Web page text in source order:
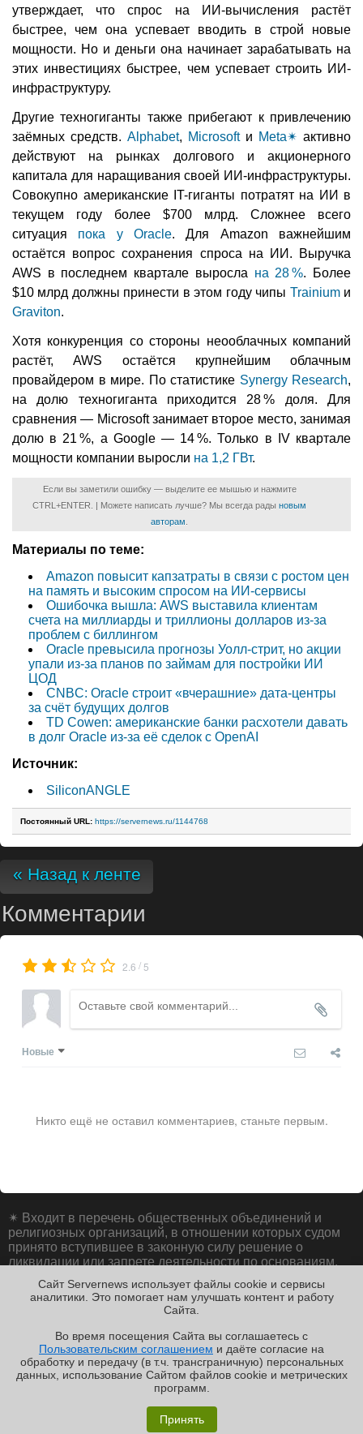
✖
утверждает, что спрос на ИИ-вычисления растёт
быстрее, чем она успевает вводить в строй новые
мощности. Но и деньги она начинает зарабатывать на
этих инвестициях быстрее, чем успевает строить ИИ-
инфраструктуру.
Другие техногиганты также прибегают к привлечению
заёмных средств. Alphabet, Microsoftи Meta✴ активно
действуют на рынках долгового и акционерного
капитала для наращивания своей ИИ-инфраструктуры.
Совокупно американские IT-гиганты потратят на ИИ в
текущем году более $700 млрд. Сложнее всего
ситуация пока у Oracle. Для Amazon важнейшим
остаётся вопрос сохранения спроса на ИИ. Выручка
AWS в последнем квартале выросла на 28 %. Более
$10 млрд должны принести в этом году чипы Trainiumи
Graviton.
Хотя конкуренция со стороны неооблачных компаний
растёт, AWS остаётся крупнейшим облачным
провайдером в мире. По статистике Synergy Research,
на долю техногиганта приходится 28 % доля. Для
сравнения — Microsoft занимает второе место, занимая
долю в 21 %, а Google — 14 %. Только в IV квартале
мощности компании выросли на 1,2 ГВт.
Если вы заметили ошибку — выделите ее мышью и нажмите
CTRL+ENTER. | Можете написать лучше? Мы всегда рады новым
авторам
Материалы по теме:
Amazon повысит капзатраты в связи с ростом цен
на память и высоким спросом на ИИ-сервисы
Ошибочка вышла: AWS выставила клиентам
счета на миллиарды и триллионы долларов из-за
проблем с биллингом
Oracle превысила прогнозы Уолл-стрит, но акции
упали из-за планов по займам для постройки ИИ
ЦОД
CNBC: Oracle строит «вчерашние» дата-центры
за счёт будущих долгов
TD Cowen: американские банки расхотели давать
в долг Oracle из-за её сделок с OpenAI
Источник:
SiliconANGLE
Постоянный URL: https://servernews.ru/1144768
« Назад к ленте
Комментарии
2.6 / 5
Новые
Никто ещё не оставил комментариев, станьте первым.
✴ Входит в перечень общественных объединений и
религиозных организаций, в отношении которых судом
принято вступившее в законную силу решение о
ликвидации или запрете деятельности по основаниям,
№ 114-ФЗ «О противодействии экстремистской
деятельности»;
Copyright ©2010-2026
Servernews.Пользовательское
соглашение
/var/contact
Сайт Servernews использует файлы cookie и сервисы
аналитики. Это помогает нам улучшать контент и работу
Cайта.
Во время посещения Cайта вы соглашаетесь с
Пользовательским соглашением и даёте согласие на
обработку и передачу (в т.ч. трансграничную) персональных
данных, использование Cайтом файлов cookie и метрических
программ.
Принять